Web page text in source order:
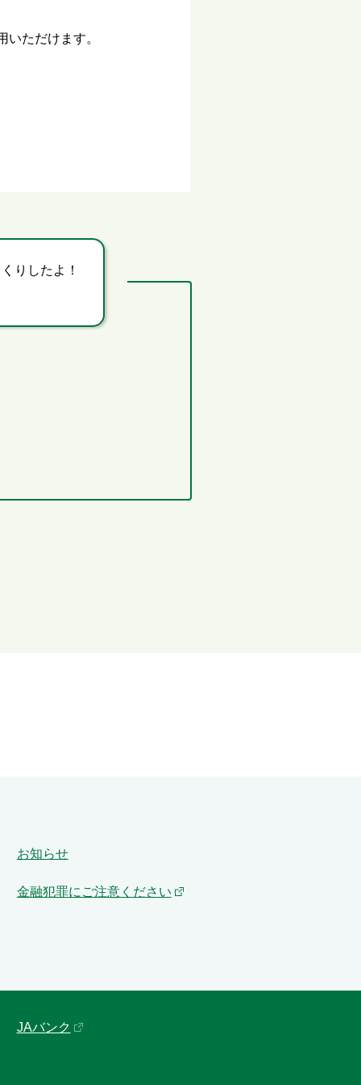
ただけます。
りしたよ！
お知らせ
金融犯罪にご注意ください
JAバンク